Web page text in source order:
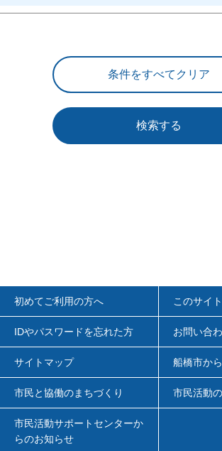
検索する
初めてご利用の方へ このサイ
IDやパスワードを忘れた方 お問い合
サイトマップ 船橋市か
市民と協働のまちづくり 市民活動
市民活動サポートセンターか
らのお知らせ